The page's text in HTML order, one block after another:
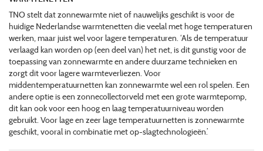
TNO stelt dat zonnewarmte niet of nauwelijks geschikt is voor de
huidige Nederlandse warmtenetten die veelal met hoge temperaturen
werken, maar juist wel voor lagere temperaturen. ‘Als de temperatuur
verlaagd kan worden op (een deel van) het net, is dit gunstig voor de
toepassing van zonnewarmte en andere duurzame technieken en
zorgt dit voor lagere warmteverliezen. Voor
middentemperatuurnetten kan zonnewarmte wel een rol spelen. Een
andere optie is een zonnecollectorveld met een grote warmtepomp,
dit kan ook voor een hoog en laag temperatuurniveau worden
gebruikt. Voor lage en zeer lage temperatuurnetten is zonnewarmte
geschikt, vooral in combinatie met op-slagtechnologieën.’